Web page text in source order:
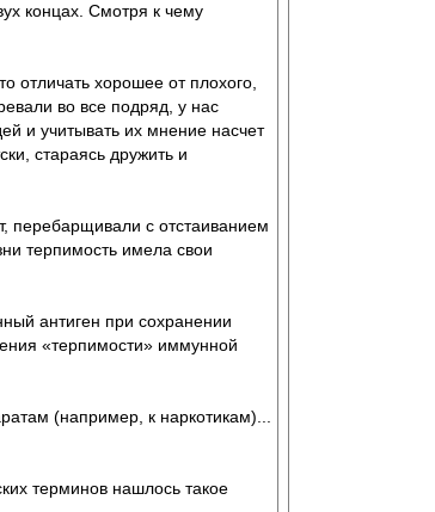
концах. Смотря к чему
отличать хорошее от плохого,
во все подряд, у нас
и учитывать их мнение насчет
стараясь дружить и
перебарщивали с отстаиванием
терпимость имела свои
антиген при сохранении
«терпимости» иммунной
(например, к наркотикам)...
терминов нашлось такое